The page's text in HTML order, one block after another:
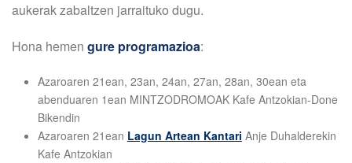
aukerak zabaltzen jarraituko dugu.
Hona hemen gure programazioa:
Azaroaren 21ean, 23an, 24an, 27an, 28an, 30ean eta
abenduaren 1ean MINTZODROMOAK Kafe Antzokian-Done
Bikendin
Azaroaren 21ean Lagun Artean Kantari Anje Duhalderekin
Kafe Antzokian